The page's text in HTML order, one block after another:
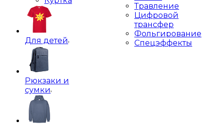
Для детей
Рюкзаки и
сумки
Травление
Цифровой
трансфер
Фольгирование
Спецэффекты